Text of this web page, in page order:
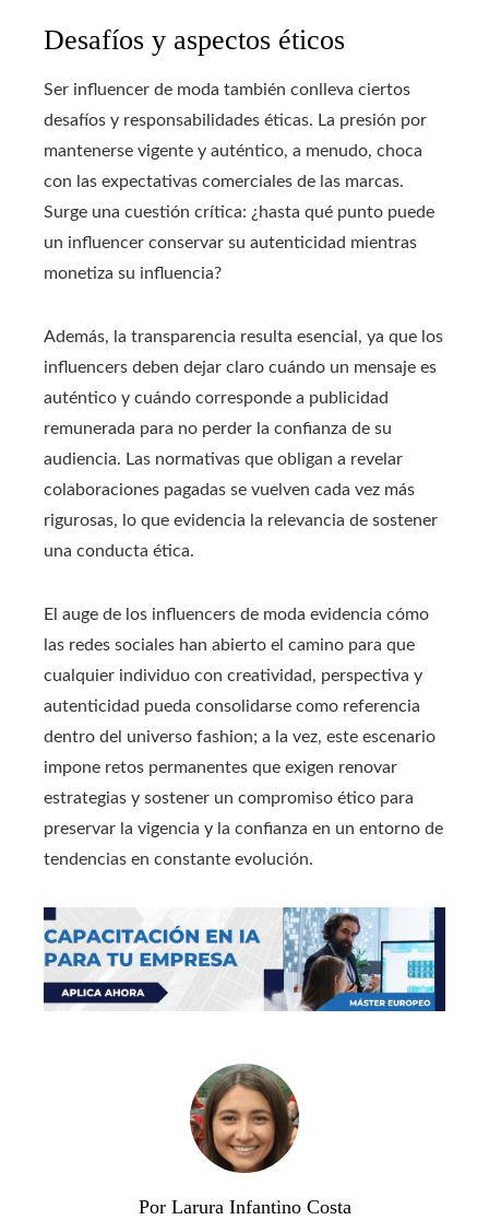
Desafíos y aspectos éticos
Ser influencer de moda también conlleva ciertos
desafíos y responsabilidades éticas. La presión por
mantenerse vigente y auténtico, a menudo, choca
con las expectativas comerciales de las marcas.
Surge una cuestión crítica: ¿hasta qué punto puede
un influencer conservar su autenticidad mientras
monetiza su influencia?
Además, la transparencia resulta esencial, ya que los
influencers deben dejar claro cuándo un mensaje es
auténtico y cuándo corresponde a publicidad
remunerada para no perder la confianza de su
audiencia. Las normativas que obligan a revelar
colaboraciones pagadas se vuelven cada vez más
rigurosas, lo que evidencia la relevancia de sostener
una conducta ética.
El auge de los influencers de moda evidencia cómo
las redes sociales han abierto el camino para que
cualquier individuo con creatividad, perspectiva y
autenticidad pueda consolidarse como referencia
dentro del universo fashion; a la vez, este escenario
impone retos permanentes que exigen renovar
estrategias y sostener un compromiso ético para
preservar la vigencia y la confianza en un entorno de
tendencias en constante evolución.
Por Larura Infantino Costa